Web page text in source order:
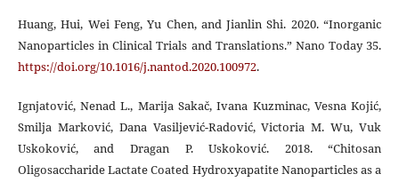
Huang, Hui, Wei Feng, Yu Chen, and Jianlin Shi. 2020. “Inorganic
Nanoparticles in Clinical Trials and Translations.” Nano Today 35.
https://doi.org/10.1016/j.nantod.2020.100972.
Ignjatović, Nenad L., Marija Sakač, Ivana Kuzminac, Vesna Kojić,
Smilja Marković, Dana Vasiljević-Radović, Victoria M. Wu, Vuk
Uskoković, and Dragan P. Uskoković. 2018. “Chitosan
Oligosaccharide Lactate Coated Hydroxyapatite Nanoparticles as a